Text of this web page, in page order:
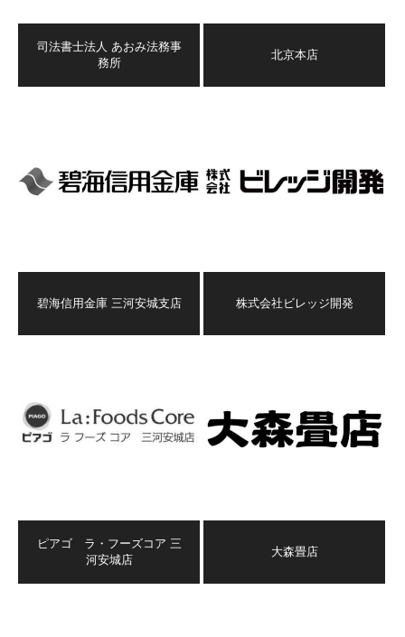
司法書士法人 あおみ法務事
務所
北京本店
碧海信用金庫 三河安城支店 株式会社ビレッジ開発
ピアゴ ラ・フーズコア 三
河安城店
大森畳店